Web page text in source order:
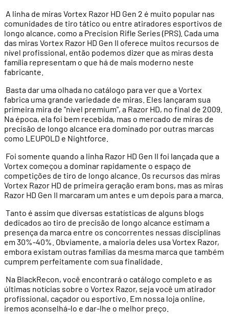
A linha de miras Vortex Razor HD Gen 2 é muito popular nas
comunidades de tiro tático ou entre atiradores esportivos de
longo alcance, como a Precision Rifle Series (PRS). Cada uma
das miras Vortex Razor HD Gen II oferece muitos recursos de
nível profissional, então podemos dizer que as miras desta
família representam o que há de mais moderno neste
fabricante.
Basta dar uma olhada no catálogo para ver que a Vortex
fabrica uma grande variedade de miras. Eles lançaram sua
primeira mira de "nível premium", a Razor HD, no final de 2009.
Na época, ela foi bem recebida, mas o mercado de miras de
precisão de longo alcance era dominado por outras marcas
como LEUPOLD e Nightforce.
Foi somente quando a linha Razor HD Gen II foi lançada que a
Vortex começou a dominar rapidamente o espaço de
competições de tiro de longo alcance. Os recursos das miras
Vortex Razor HD de primeira geração eram bons, mas as miras
Razor HD Gen II marcaram um antes e um depois para a marca.
Tanto é assim que diversas estatísticas de alguns blogs
dedicados ao tiro de precisão de longo alcance estimam a
presença da marca entre os concorrentes nessas disciplinas
em 30%-40%. Obviamente, a maioria deles usa Vortex Razor,
embora existam outras famílias da mesma marca que também
cumprem perfeitamente com sua finalidade.
Na BlackRecon, você encontrará o catálogo completo e as
últimas notícias sobre o Vortex Razor, seja você um atirador
profissional, caçador ou esportivo. Em nossa loja online,
iremos aconselhá-lo e dar-lhe o melhor preço.